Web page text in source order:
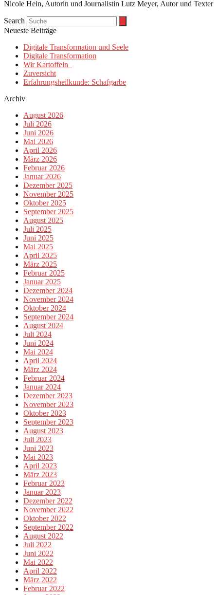
Nicole Hein, Autorin und Journalistin Lutz Meyer, Autor und Texter
Search
Neueste Beiträge
Digitale Transformation und Seele
Digitale Transformation
Wir Kartoffeln
Zuversicht
Erfahrungsheilkunde: Schafgarbe
Archiv
August 2026
Juli 2026
Juni 2026
Mai 2026
April 2026
März 2026
Februar 2026
Januar 2026
Dezember 2025
November 2025
Oktober 2025
September 2025
August 2025
Juli 2025
Juni 2025
Mai 2025
April 2025
März 2025
Februar 2025
Januar 2025
Dezember 2024
November 2024
Oktober 2024
September 2024
August 2024
Juli 2024
Juni 2024
Mai 2024
April 2024
März 2024
Februar 2024
Januar 2024
Dezember 2023
November 2023
Oktober 2023
September 2023
August 2023
Juli 2023
Juni 2023
Mai 2023
April 2023
März 2023
Februar 2023
Januar 2023
Dezember 2022
November 2022
Oktober 2022
September 2022
August 2022
Juli 2022
Juni 2022
Mai 2022
April 2022
März 2022
Februar 2022